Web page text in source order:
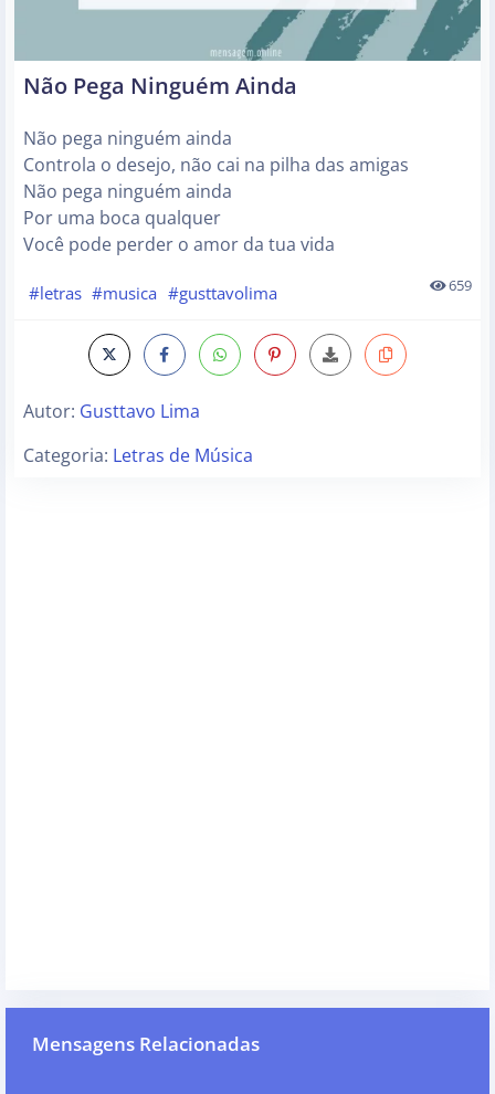
Não Pega Ninguém Ainda
Não pega ninguém ainda
Controla o desejo, não cai na pilha das amigas
Não pega ninguém ainda
Por uma boca qualquer
Você pode perder o amor da tua vida
#letras #musica #gusttavolima 659
Autor: Gusttavo Lima
Categoria: Letras de Música
Mensagens Relacionadas